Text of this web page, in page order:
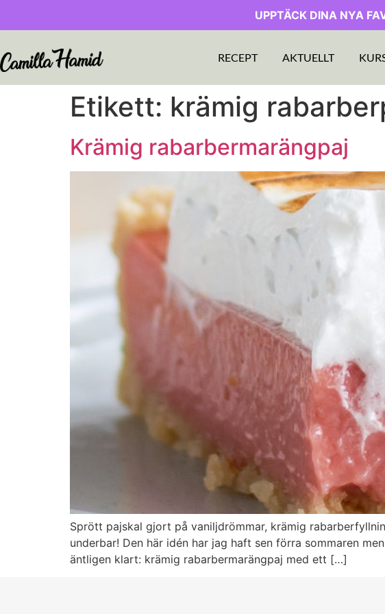
UPPTÄCK DINA NYA
RECEPT AKTUELLT
Etikett: krämig
Krämig rabarbermarängpaj
Sprött pajskal gjort på vaniljdrömmar, krämig
underbar! Den här idén har jag haft sen förra sommaren
äntligen klart: krämig rabarbermarängpaj med ett […]